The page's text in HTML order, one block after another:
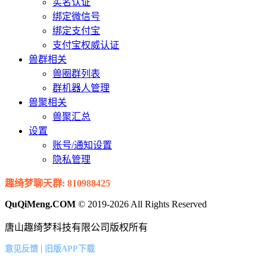
绑定微信号
绑定支付宝
支付宝权威认证
兽群相关
兽圈群列表
群机器人管理
兽聚相关
兽聚汇总
设置
账号/通知设置
隐私管理
趣绮梦聊天群: 810988425
QuQiMeng.COM © 2019-2026 All Rights Reserved
唐山趣绮梦科技有限公司版权所有
意见反馈 | 旧版APP下载